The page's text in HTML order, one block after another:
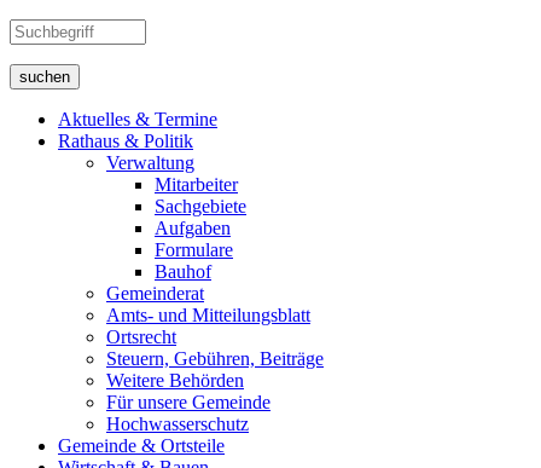
suchen
Aktuelles & Termine
Rathaus & Politik
Verwaltung
Mitarbeiter
Sachgebiete
Aufgaben
Formulare
Bauhof
Gemeinderat
Amts- und Mitteilungsblatt
Ortsrecht
Steuern, Gebühren, Beiträge
Weitere Behörden
Für unsere Gemeinde
Hochwasserschutz
Gemeinde & Ortsteile